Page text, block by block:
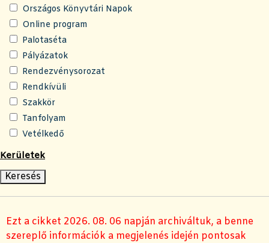
Országos Könyvtári Napok
Online program
Palotaséta
Pályázatok
Rendezvénysorozat
Rendkívüli
Szakkör
Tanfolyam
Vetélkedő
Kerületek
Ezt a cikket 2026. 08. 06 napján archiváltuk, a benne
szereplő információk a megjelenés idején pontosak